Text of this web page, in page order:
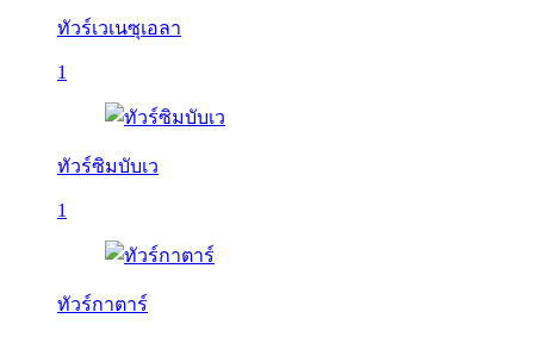
ทัวร์เวเนซุเอลา
1
ทัวร์ซิมบับเว
1
ทัวร์กาตาร์